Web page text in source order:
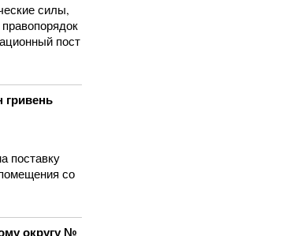
силы,
пост
гривень
поставку
со
округу №